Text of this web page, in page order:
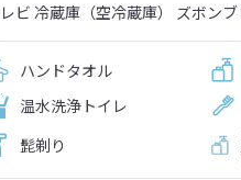
ビ 冷蔵庫（空冷蔵庫） ズボン
ハンドタオル
温水洗浄トイレ
髭剃り